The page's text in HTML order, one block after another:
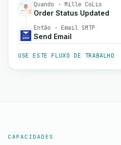
Quando · Mille CoLis
Order Status Updated
Então · Email SMTP
Send Email
USE ESTE FLUXO DE TRABALHO
CAPACIDADES